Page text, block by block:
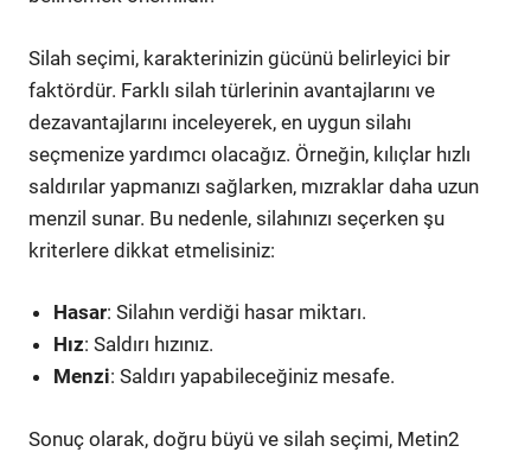
Silah seçimi, karakterinizin gücünü belirleyici bir
faktördür. Farklı silah türlerinin avantajlarını ve
dezavantajlarını inceleyerek, en uygun silahı
seçmenize yardımcı olacağız. Örneğin, kılıçlar hızlı
saldırılar yapmanızı sağlarken, mızraklar daha uzun
menzil sunar. Bu nedenle, silahınızı seçerken şu
kriterlere dikkat etmelisiniz:
Hasar: Silahın verdiği hasar miktarı.
Hız: Saldırı hızınız.
Menzi: Saldırı yapabileceğiniz mesafe.
Sonuç olarak, doğru büyü ve silah seçimi, Metin2